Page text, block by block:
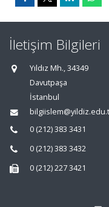
İletişim Bilgileri
Yıldız Mh., 34349
Davutpaşa
İstanbul
0 (212) 383 3431
0 (212) 383 3432
0 (212) 227 3421